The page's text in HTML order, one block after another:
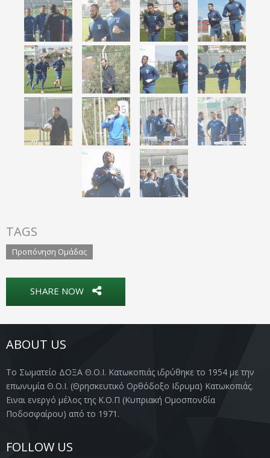
TAGS
Προπόνηση Ομάδας
SHARE NOW
ABOUT US
Το Σωματείο ΔΟΞΑ Θ.Ο.Ι. Κατωκοπιάς ιδρύθηκε το 1954 με την
επωνυμία Θ.Ο.Ι. (Θρησκευτικό Ορθόδοξο Ιδρυμα) Κατωκοπιάς.
Ειναι ενεργό μέλος της Κ.Ο.Π (Κυπριακή Ομοσπονδία
Ποδοσφαίρου) από το 1971.
FOLLOW US